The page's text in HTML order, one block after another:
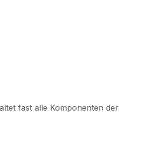
fast alle Komponenten der